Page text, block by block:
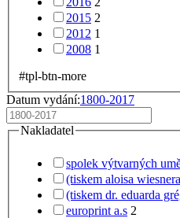
2015 2
2012 1
2008 1
#tpl-btn-more
Datum vydání:1800-2017
Nakladatel
spolek výtvarných
(tiskem aloisa
(tiskem dr. eduarda
europrint a.s 2